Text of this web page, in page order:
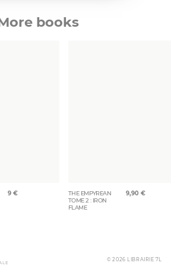
books
9 €
THE EMPYREAN
TOME 2 : IRON
FLAME
9,90 €
© 2026 LIBRAIRIE 7L